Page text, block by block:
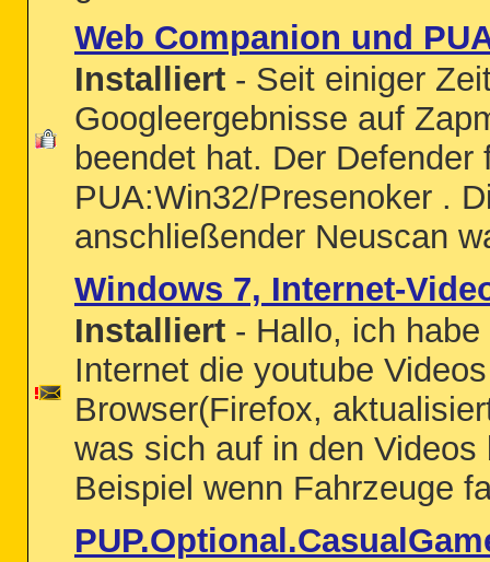
Web Companion und
Installiert - Seit einiger
Googleergebnisse auf
beendet hat. Der
PUA:Win32/Presenoker .
anschließender Neuscan
Windows 7, Internet-
Installiert - Hallo, ich
Internet die youtube
Browser(Firefox,
was sich auf in den
Beispiel wenn Fahrzeuge